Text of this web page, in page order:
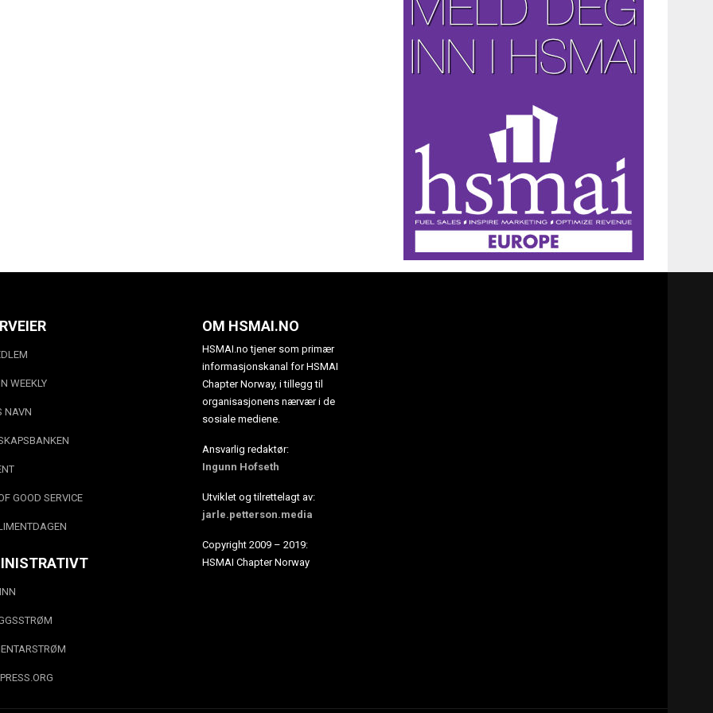
WEEKLY
NAVN
GOOD SERVICE
OM HSMAI.NO
HSMAI.no tjener som primær
informasjonskanal for HSMAI
Chapter Norway, i tillegg til
organisasjonens nærvær i de
sosiale mediene.
Ansvarlig redaktør:
Ingunn Hofseth
Utviklet og tilrettelagt av:
jarle.petterson.media
Copyright 2009 – 2019:
HSMAI Chapter Norway